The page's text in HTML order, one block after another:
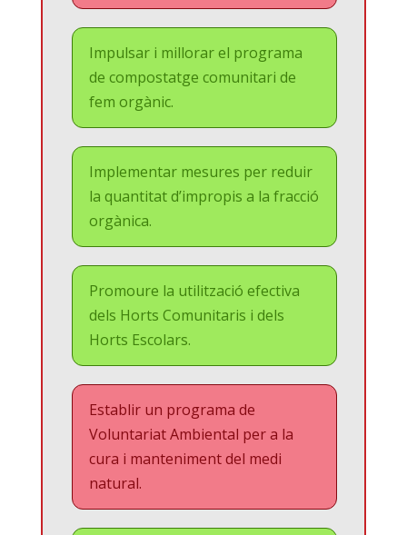
Impulsar i millorar el programa
de compostatge comunitari de
fem orgànic.
Implementar mesures per reduir
la quantitat d’impropis a la fracció
orgànica.
Promoure la utilització efectiva
dels Horts Comunitaris i dels
Horts Escolars.
Establir un programa de
Voluntariat Ambiental per a la
cura i manteniment del medi
natural.